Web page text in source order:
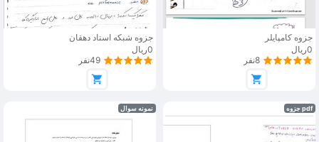
جزوه کامپایلر
0ریال
8نفر
جزوه شبکه استاد دهقان
0ریال
49نفر
pdf جزوه نمونه سوال